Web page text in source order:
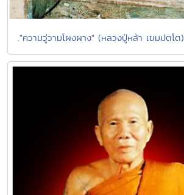
."ความวู่วามโผงผาง" (หลวงปู่หล้า เขมปตฺโต)